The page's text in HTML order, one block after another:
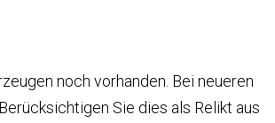
noch vorhanden. Bei neueren
Sie dies als Relikt aus